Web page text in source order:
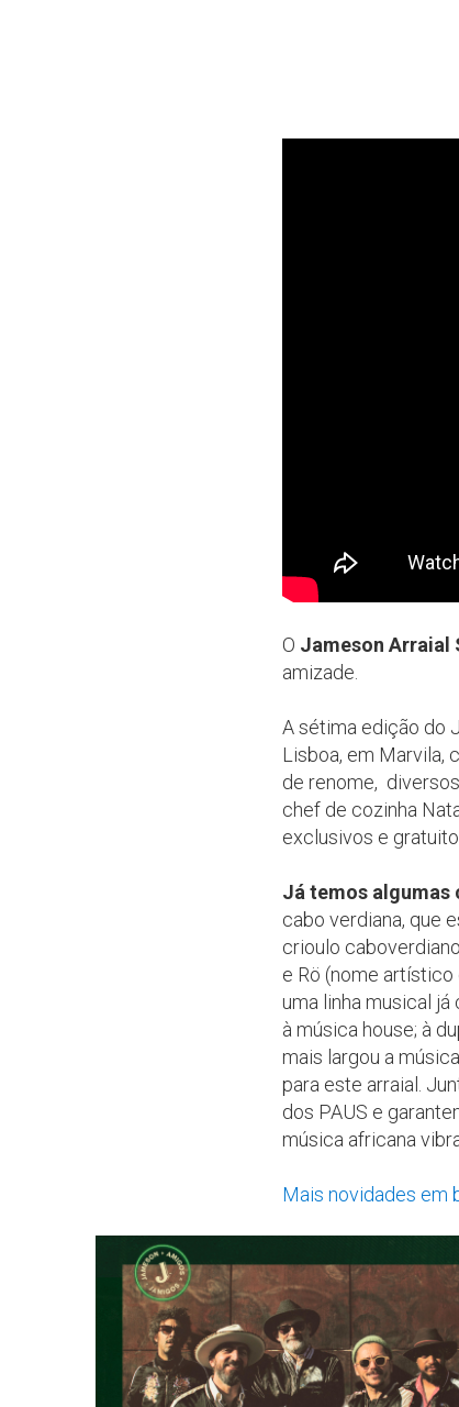
O Jameson Arraial
amizade.
A sétima edição do
Lisboa, em Marvila,
de renome,
chef de cozinha
exclusivos e
Já temos algumas
cabo verdiana, que
crioulo
e Rö (nome
uma linha musical
à música house; à
mais largou a
para este arraial.
dos PAUS e
música africana
Mais novidades em